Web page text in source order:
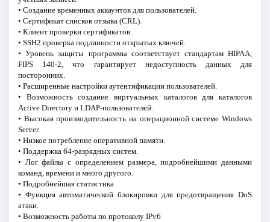
• Создание временных аккаунтов для пользователей.
• Сертификат списков отзыва (CRL).
• Клиент проверки сертификатов.
• SSH2 проверка подлинности открытых ключей.
• Уровень защиты программы соответствует стандартам HIPAA,
FIPS 140-2, что гарантирует недоступность данных для
посторонних.
• Расширенные настройки аутентификации пользователей.
• Возможность создание виртуальных каталогов для каталогов
Active Directory и LDAP-пользователей.
• Высокая производительность на операционной системе Windows
Server.
• Низкое потребление оперативной памяти.
• Поддержка 64-разрядных систем.
• Лог файлы с определением размера, подробнейшими данными
команд, времени и много другого.
• Подробнейшая статистика
• Функция автоматической блокировки для предотвращения DoS
атаки.
• Возможность работы по протоколу IPv6